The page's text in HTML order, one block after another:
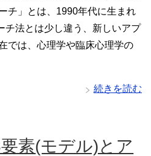
チ」とは、1990年代に生まれ
チ法とは少し違う、新しいアプ
では、心理学や臨床心理学の
続きを読む
素(モデル)とア